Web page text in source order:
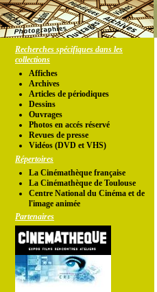
Recherches spécifiques dans les
collections
Affiches
Archives
Articles de périodiques
Dessins
Ouvrages
Photos en accés réservé
Revues de presse
Vidéos (DVD et VHS)
Répertoires
La Cinémathèque française
La Cinémathèque de Toulouse
Centre National du Cinéma et de
l'image animée
Partenaires